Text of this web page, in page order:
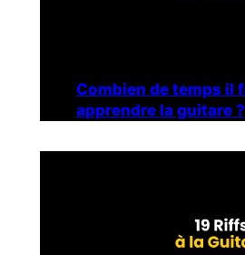
Combien de temps il
apprendre la guitare ?